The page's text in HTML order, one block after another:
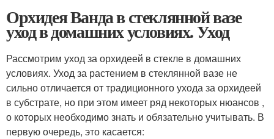
Орхидея Ванда в стеклянной вазе
уход в домашних условиях. Уход
Рассмотрим уход за орхидеей в стекле в домашних
условиях. Уход за растением в стеклянной вазе не
сильно отличается от традиционного ухода за орхидеей
в субстрате, но при этом имеет ряд некоторых нюансов ,
о которых необходимо знать и обязательно учитывать. В
первую очередь, это касается: